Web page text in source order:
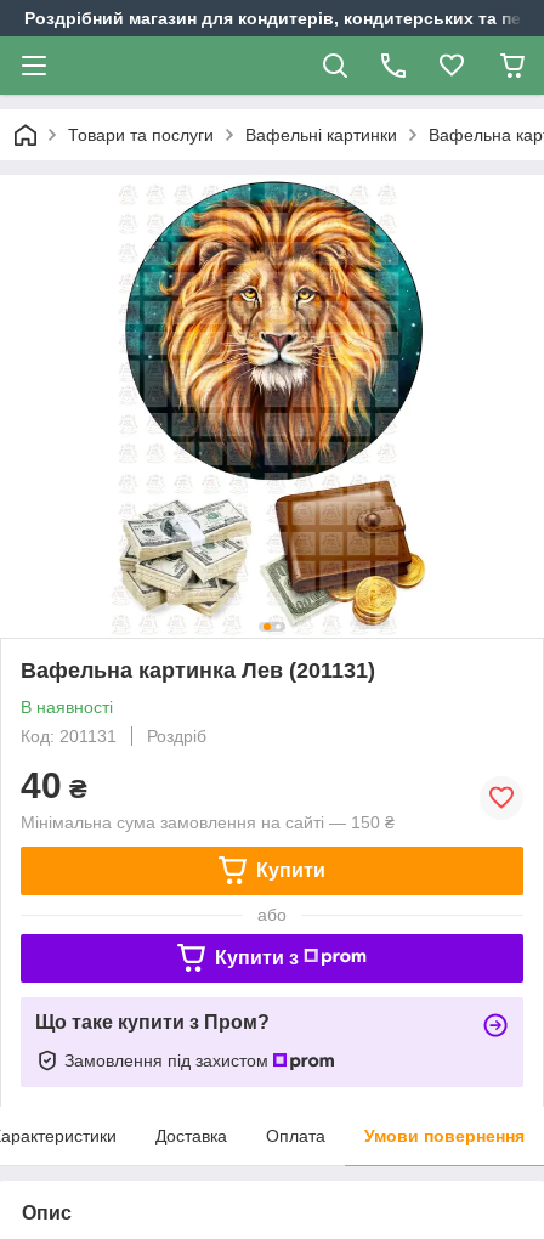
Роздрібний магазин для кондитерів, кондитерських та
Товари та послуги Вафельні картинки Вафельна
Вафельна картинка Лев (201131)
В наявності
Код: 201131
Роздріб
40 ₴
Мінімальна сума замовлення на сайті — 150 ₴
Купити
або
Купити з
Що таке купити з Пром?
Замовлення під захистом
Доставка Оплата Умови повернення
Опис